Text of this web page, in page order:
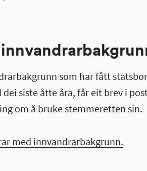
som har fått
siste åtte åra, får eit brev i
om å bruke stemmeretten sin.
med innvandrarbakgrunn.